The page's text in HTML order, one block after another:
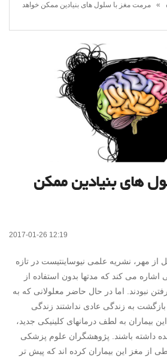
» مرمت مغز با سلول های بنیادین ممکن خواهد
های بنیادین ممکن
2017-01-26 12:19
از مهر، نشریه علمی نیوساینتیست در تازه
اشاره می کند که مدتها بدون استفاده از
نبودند. اما در حال حاضر معلولانی که به
به زندگی عادی نداشتند زندگی
بیماران به لطف درمانهای کلینیکی جدید،
داشته باشند. پژوهشگران علوم پزشکی
از مغز این بیماران کرده اند که پیش تر